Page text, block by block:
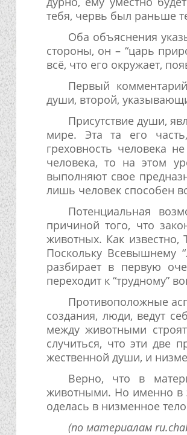
тебя, червь был раньше
Оба объяснения
стороны, он – “царь
всё, что его окружает,
Первый
души, второй,
Присутствие души,
мире. Эта та его
греховность человека
человека, то на этом
выполняют свое
лишь человек способен
Потенциальная
причиной того, что
животных. Как известно,
Поскольку Всевышнему
разбирает в первую
переходит к “трудному”
Противоположные
создания, люди, ведут
между животными
случиться, что эти две
жественной души, и
Верно, что в
животными. Но именно в
оделась в низменное
(по материалам